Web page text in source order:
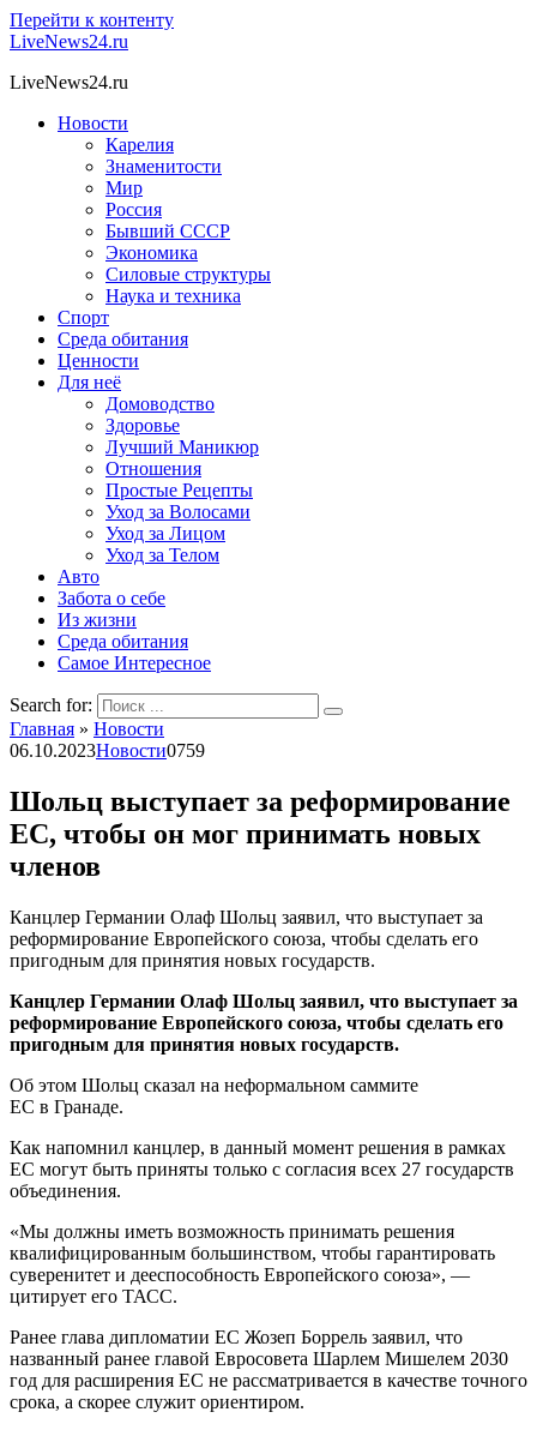
Перейти к контенту
LiveNews24.ru
LiveNews24.ru
Новости
Карелия
Знаменитости
Мир
Россия
Бывший СССР
Экономика
Силовые структуры
Наука и техника
Спорт
Среда обитания
Ценности
Для неё
Домоводство
Здоровье
Лучший Маникюр
Отношения
Простые Рецепты
Уход за Волосами
Уход за Лицом
Уход за Телом
Авто
Забота о себе
Из жизни
Среда обитания
Самое Интересное
Search for:
Главная » Новости
06.10.2023Новости0759
Шольц выступает за реформирование
ЕС, чтобы он мог принимать новых
членов
Канцлер Германии Олаф Шольц заявил, что выступает за
реформирование Европейского союза, чтобы сделать его
пригодным для принятия новых государств.
Канцлер Германии Олаф Шольц заявил, что выступает за
реформирование Европейского союза, чтобы сделать его
пригодным для принятия новых государств.
Об этом Шольц сказал на неформальном саммите
ЕС в Гранаде.
Как напомнил канцлер, в данный момент решения в рамках
ЕС могут быть приняты только с согласия всех 27 государств
объединения.
«Мы должны иметь возможность принимать решения
квалифицированным большинством, чтобы гарантировать
суверенитет и дееспособность Европейского союза», —
цитирует его ТАСС.
Ранее глава дипломатии ЕС Жозеп Боррель заявил, что
названный ранее главой Евросовета Шарлем Мишелем 2030
год для расширения ЕС не рассматривается в качестве точного
срока, а скорее служит ориентиром.